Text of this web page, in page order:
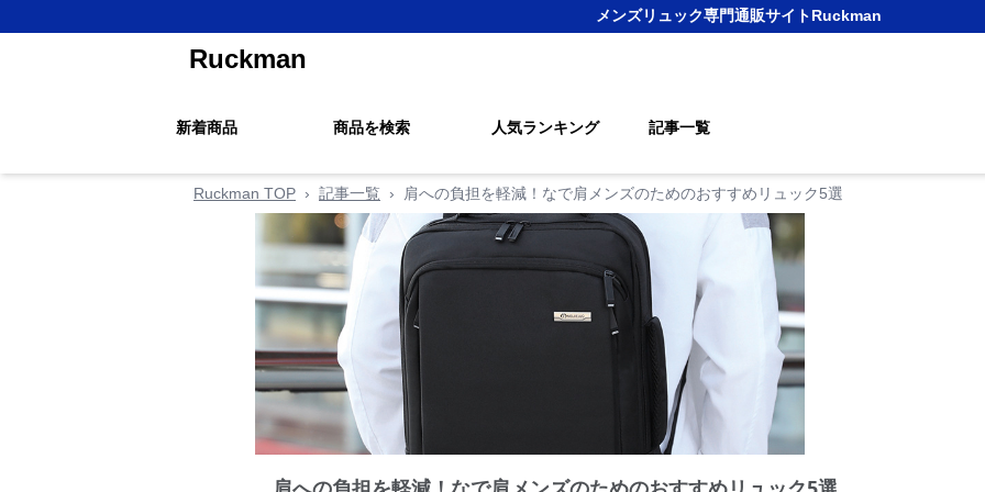
メンズリュック専門通販サイトRuckman
Ruckman
新着商品 商品を検索 人気ランキング 記事一覧
Ruckman TOP › 記事一覧 › 肩への負担を軽減！なで肩メンズのためのおすすめリュック5選